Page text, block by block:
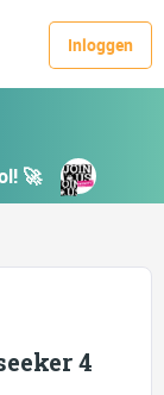
Inloggen
🚀
4